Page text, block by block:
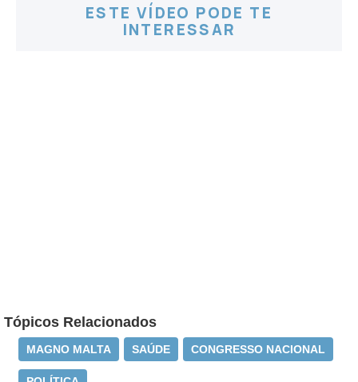
ESTE VÍDEO PODE TE
INTERESSAR
Tópicos Relacionados
MAGNO MALTA SAÚDE CONGRESSO NACIONAL